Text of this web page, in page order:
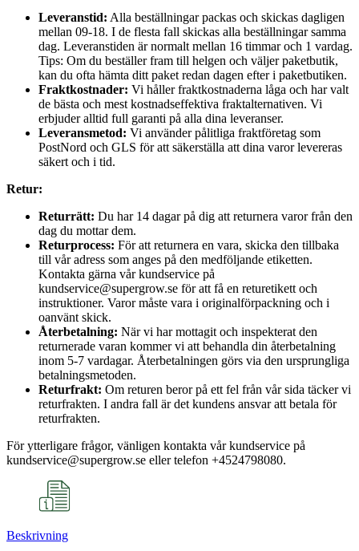
Leveranstid: Alla beställningar packas och skickas dagligen
mellan 09-18. I de flesta fall skickas alla beställningar samma
dag. Leveranstiden är normalt mellan 16 timmar och 1 vardag.
Tips: Om du beställer fram till helgen och väljer paketbutik,
kan du ofta hämta ditt paket redan dagen efter i paketbutiken.
Fraktkostnader: Vi håller fraktkostnaderna låga och har valt
de bästa och mest kostnadseffektiva fraktalternativen. Vi
erbjuder alltid full garanti på alla dina leveranser.
Leveransmetod: Vi använder pålitliga fraktföretag som
PostNord och GLS för att säkerställa att dina varor levereras
säkert och i tid.
Retur:
Returrätt: Du har 14 dagar på dig att returnera varor från den
dag du mottar dem.
Returprocess: För att returnera en vara, skicka den tillbaka
till vår adress som anges på den medföljande etiketten.
Kontakta gärna vår kundservice på
kundservice@supergrow.se för att få en returetikett och
instruktioner. Varor måste vara i originalförpackning och i
oanvänt skick.
Återbetalning: När vi har mottagit och inspekterat den
returnerade varan kommer vi att behandla din återbetalning
inom 5-7 vardagar. Återbetalningen görs via den ursprungliga
betalningsmetoden.
Returfrakt: Om returen beror på ett fel från vår sida täcker vi
returfrakten. I andra fall är det kundens ansvar att betala för
returfrakten.
För ytterligare frågor, vänligen kontakta vår kundservice på
kundservice@supergrow.se eller telefon +4524798080.
Beskrivning